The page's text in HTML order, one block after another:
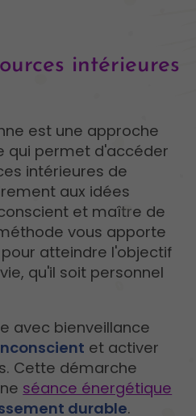
intérieures
est une approche
qui permet d'accéder
intérieures de
aux idées
et maître de
vous apporte
atteindre l'objectif
qu'il soit personnel
avec bienveillance
et activer
Cette démarche
séance énergétique
durable.